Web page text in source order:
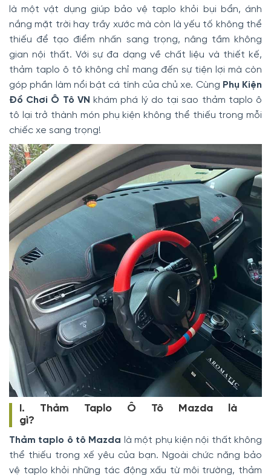
là một vật dụng giúp bảo vệ taplo khỏi bụi bẩn, ánh
nắng mặt trời hay trầy xước mà còn là yếu tố không thể
thiếu để tạo điểm nhấn sang trọng, nâng tầm không
gian nội thất. Với sự đa dạng về chất liệu và thiết kế,
thảm taplo ô tô không chỉ mang đến sự tiện lợi mà còn
góp phần làm nổi bật cá tính của chủ xe. Cùng Phụ Kiện
Đồ Chơi Ô Tô VN khám phá lý do tại sao thảm taplo ô
tô lại trở thành món phụ kiện không thể thiếu trong mỗi
chiếc xe sang trọng!
I. Thảm Taplo Ô Tô Mazda là
gì?
Thảm taplo ô tô Mazda là một phụ kiện nội thất không
thể thiếu trong xế yêu của bạn. Ngoài chức năng bảo
vệ taplo khỏi những tác động xấu từ môi trường, thảm